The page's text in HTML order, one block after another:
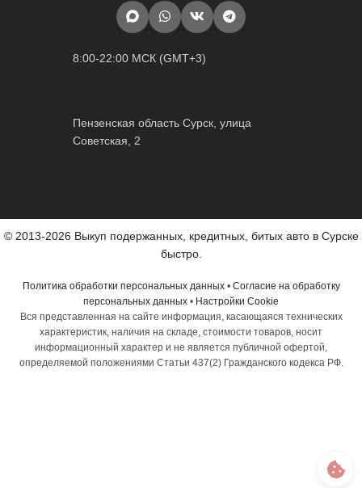
8:00-22:00 МСК (GMT+3)
Пензенская область Сурск, улица
Советская, 2
© 2013-2026 Выкуп подержанных, кредитных, битых авто в Сурске
быстро.
Политика обработки персональных данных• Согласие на обработку
персональных данных • Настройки Cookie
Вся представленная на сайте информация, касающаяся технических
характеристик, наличия на складе, стоимости товаров, носит
информационный характер и не является публичной офертой,
определяемой положениями Статьи 437(2) Гражданского кодекса РФ.